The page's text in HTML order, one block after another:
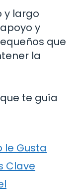
y largo
y
que
la
te guía
le Gusta
Clave